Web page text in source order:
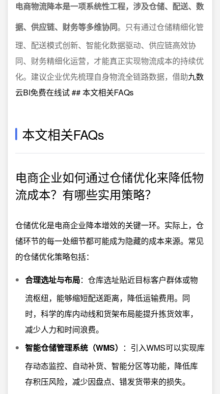
电商物流降本是一项系统性工程，涉及仓储、配送、数
据、供应链、财务等多维协同。只有通过仓储精细化管
理、配送模式创新、智能化数据驱动、供应链高效协
同、财务精细化运营，才能真正实现物流成本的持续优
化。建议企业优先梳理自身物流全链路数据，借助九数
云BI免费在线试 ## 本文相关FAQs
本文相关FAQs
电商企业如何通过仓储优化来降低物
流成本？有哪些实用策略？
仓储优化是电商企业降本增效的关键一环。实际上，仓
储环节的每一处细节都可能成为隐藏的成本来源。常见
的仓储优化策略包括：
合理选址与布局：仓库选址贴近目标客户群体或物
流枢纽，能够缩短配送距离，降低运输费用。同
时，科学的库内动线和货架布局能提升拣货效率，
减少人力和时间浪费。
智能仓储管理系统（WMS） ：引入WMS可以实现库
存动态监控、自动补货、智能分区等功能，降低库
存积压风险，减少因盘点、错发货带来的损失。